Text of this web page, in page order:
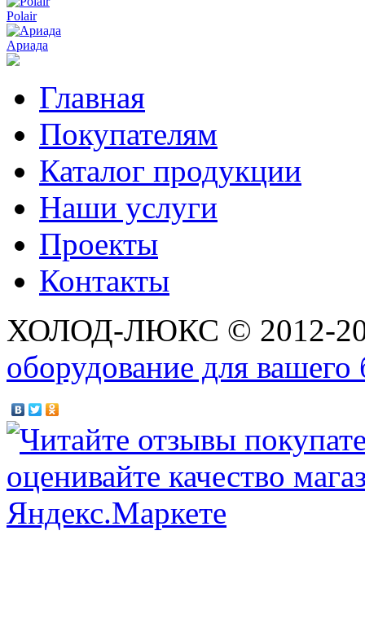
Polair
Ариада
Главная
Покупателям
Каталог продукции
Наши услуги
Проекты
Контакты
ХОЛОД-ЛЮКС © 2012-
оборудование для вашего